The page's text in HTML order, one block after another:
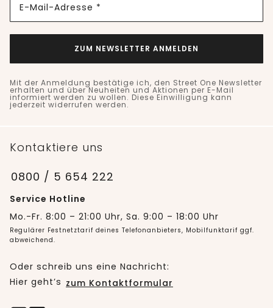
E-Mail-Adresse *
ZUM NEWSLETTER ANMELDEN
Mit der Anmeldung bestätige ich, den Street One Newsletter
erhalten und über Neuheiten und Aktionen per E-Mail
informiert werden zu wollen. Diese Einwilligung kann
jederzeit widerrufen werden.
Kontaktiere uns
0800 / 5 654 222
Service Hotline
Mo.-Fr. 8:00 – 21:00 Uhr, Sa. 9:00 – 18:00 Uhr
Regulärer Festnetztarif deines Telefonanbieters, Mobilfunktarif ggf.
abweichend.
Oder schreib uns eine Nachricht:
Hier geht’s zum Kontaktformular